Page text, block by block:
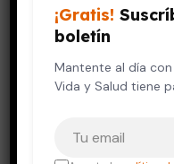
6 de noviembre, 2019
¡Gratis!
boletín
Mantente al día
Vida y Salud tiene